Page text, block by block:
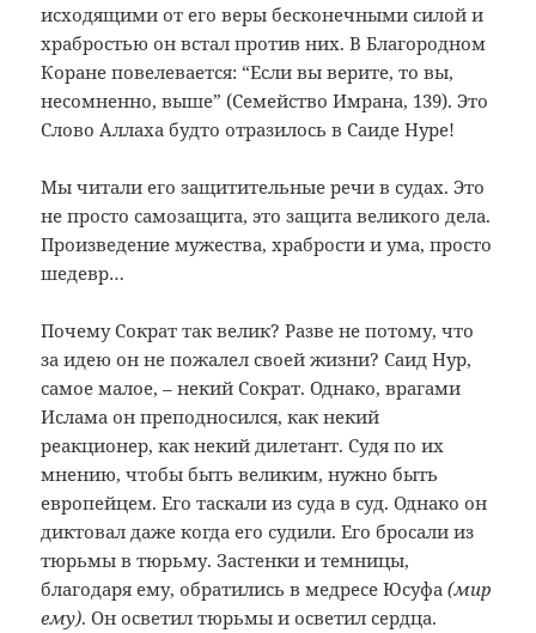
исходящими от его веры бесконечными силой и
храбростью он встал против них. В Благородном
Коране повелевается: “Если вы верите, то вы,
несомненно, выше” (Семейство Имрана, 139). Это
Слово Аллаха будто отразилось в Саиде Нуре!
Мы читали его защитительные речи в судах. Это
не просто самозащита, это защита великого дела.
Произведение мужества, храбрости и ума, просто
шедевр…
Почему Сократ так велик? Разве не потому, что
за идею он не пожалел своей жизни? Саид Нур,
самое малое, – некий Сократ. Однако, врагами
Ислама он преподносился, как некий
реакционер, как некий дилетант. Судя по их
мнению, чтобы быть великим, нужно быть
европейцем. Его таскали из суда в суд. Однако он
диктовал даже когда его судили. Его бросали из
тюрьмы в тюрьму. Застенки и темницы,
благодаря ему, обратились в медресе Юсуфа(мир
ему). Он осветил тюрьмы и осветил сердца.